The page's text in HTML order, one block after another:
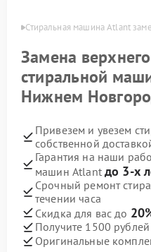
Стиральная машина Atlant
Замена
стиральной
Нижнем
Привезем и увезем
собственной
Гарантия на наши
машин Atlant до 3-х
Срочный ремонт
течении часа
Скидка для вас до
Получите 1500
Оригинальные